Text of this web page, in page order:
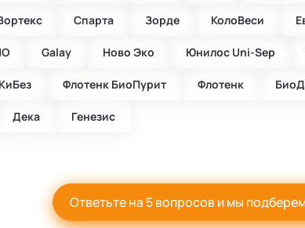
Спарта Зорде КолоВеси
Galay Ново Эко Юнилос Uni-Sep
КиБез Флотенк БиоПурит Флотенк
Дека Генезис
Ответьте на 5 вопросов и мы